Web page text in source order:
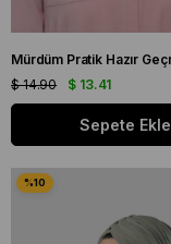
$ 13.41
$ 14.90
Sepete Ekle